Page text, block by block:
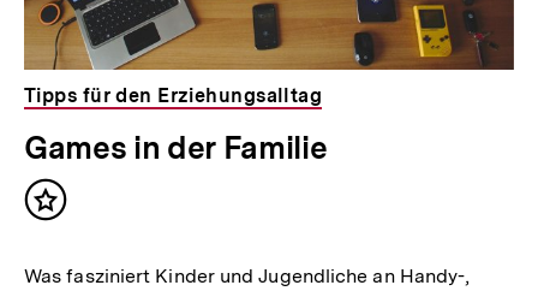
Tipps für den Erziehungsalltag
Games in der Familie
Inhalt
Was fasziniert Kinder und Jugendliche an Handy-,